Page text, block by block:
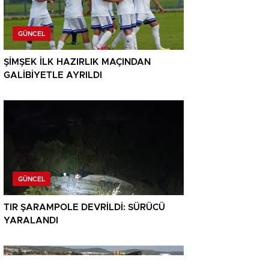
GÜNCEL
ŞİMŞEK İLK HAZIRLIK MAÇINDAN
GALİBİYETLE AYRILDI
GÜNCEL
TIR ŞARAMPOLE DEVRİLDİ: SÜRÜCÜ
YARALANDI